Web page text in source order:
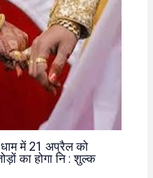
धाम में 21 अप्रैल को
का होगा नि : शुल्क